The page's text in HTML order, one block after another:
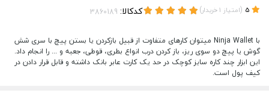
(امتیاز 1خریدار) کدکالا:
با Ninja Wallet میتوان کارهای متفاوت از قبیل بازکردن یا بستن پیچ‌ با سری شش
گوش یا پیچ‌ دو سوی ریز، باز کردن درب انواع بطری، قوطی، جعبه و ... را انجام داد.
این ابزار چند کاره سایز کوچک در حد یک کارت عابر بانک داشته و قابل قرار دادن در
کیف پول است.